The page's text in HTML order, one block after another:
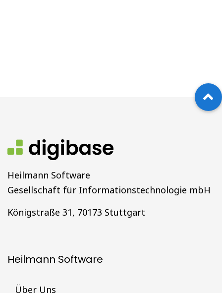
Heilmann Software
Gesellschaft für Informationstechnologie mbH
Königstraße 31, 70173 Stuttgart
Heilmann Software
Über Uns